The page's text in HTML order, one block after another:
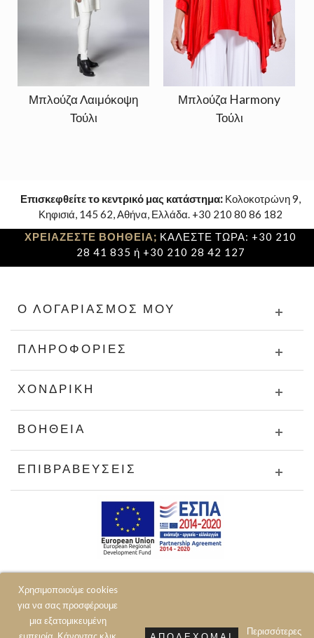
Χρησιμοποιούμε cookies
για να σας προσφέρουμε
μια εξατομικευμένη
Περισσότερες
Μπλούζα Λαιμόκοψη
Τούλι
Μπλούζα Harmony
Τούλι
Επισκεφθείτε το κεντρικό μας κατάστημα: Κολοκοτρώνη 9,
Κηφισιά, 145 62, Αθήνα, Ελλάδα. +30 210 80 86 182
ΧΡΕΙΑΖΕΣΤΕ ΒΟΗΘΕΙΑ; ΚΑΛΕΣΤΕ ΤΩΡΑ: +30 210
28 41 835 ή +30 210 28 42 127
Ο ΛΟΓΑΡΙΑΣΜΌΣ ΜΟΥ
ΠΛΗΡΟΦΟΡΊΕΣ
ΧΟΝΔΡΙΚΉ
ΒΟΉΘΕΙΑ
ΕΠΙΒΡΑΒΕΎΣΕΙΣ